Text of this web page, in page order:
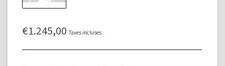
€1.245,00 Taxes incluses